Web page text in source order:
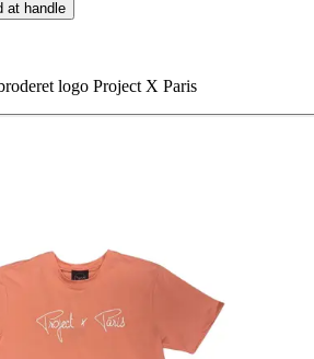
at handle
logo Project X Paris